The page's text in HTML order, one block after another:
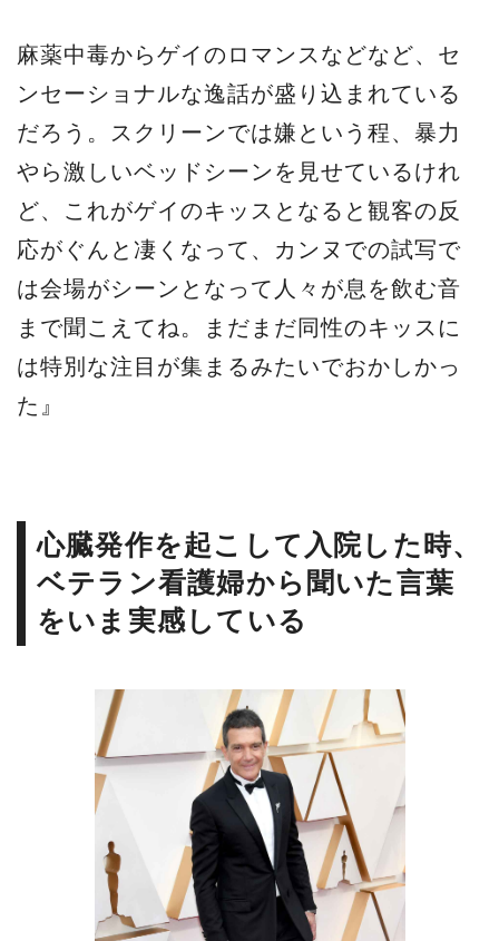
麻薬中毒からゲイのロマンスなどなど、セ
ンセーショナルな逸話が盛り込まれている
だろう。スクリーンでは嫌という程、暴力
やら激しいベッドシーンを見せているけれ
ど、これがゲイのキッスとなると観客の反
応がぐんと凄くなって、カンヌでの試写で
は会場がシーンとなって人々が息を飲む音
まで聞こえてね。まだまだ同性のキッスに
は特別な注目が集まるみたいでおかしかっ
た』
心臓発作を起こして入院した時、
ベテラン看護婦から聞いた言葉
をいま実感している